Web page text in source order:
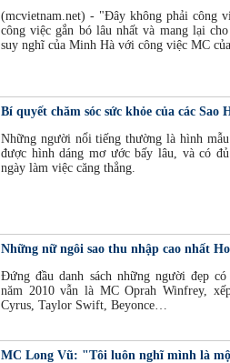
(mcvietnam.net) - "Đây không phải công
công việc gắn bó lâu nhất và mang lại
suy nghĩ của Minh Hà với công việc MC
Bí quyết chăm sóc sức khỏe của các Sao
Những người nổi tiếng thường là hình
được hình dáng mơ ước bấy lâu, và có
ngày làm việc căng thẳng.
Những nữ ngôi sao thu nhập cao nhất
Đứng đầu danh sách những người đẹp
năm 2010 vẫn là MC Oprah Winfrey,
Cyrus, Taylor Swift, Beyonce…
MC Long Vũ: "Tôi luôn nghĩ mình là